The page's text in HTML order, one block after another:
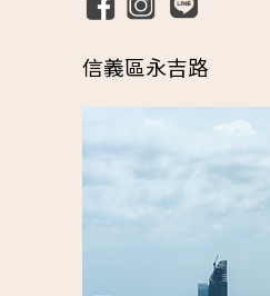
信義區永吉路